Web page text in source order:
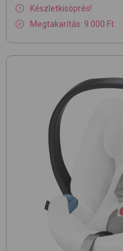
Készletkisöprés!
Megtakarítás: 9 000 Ft